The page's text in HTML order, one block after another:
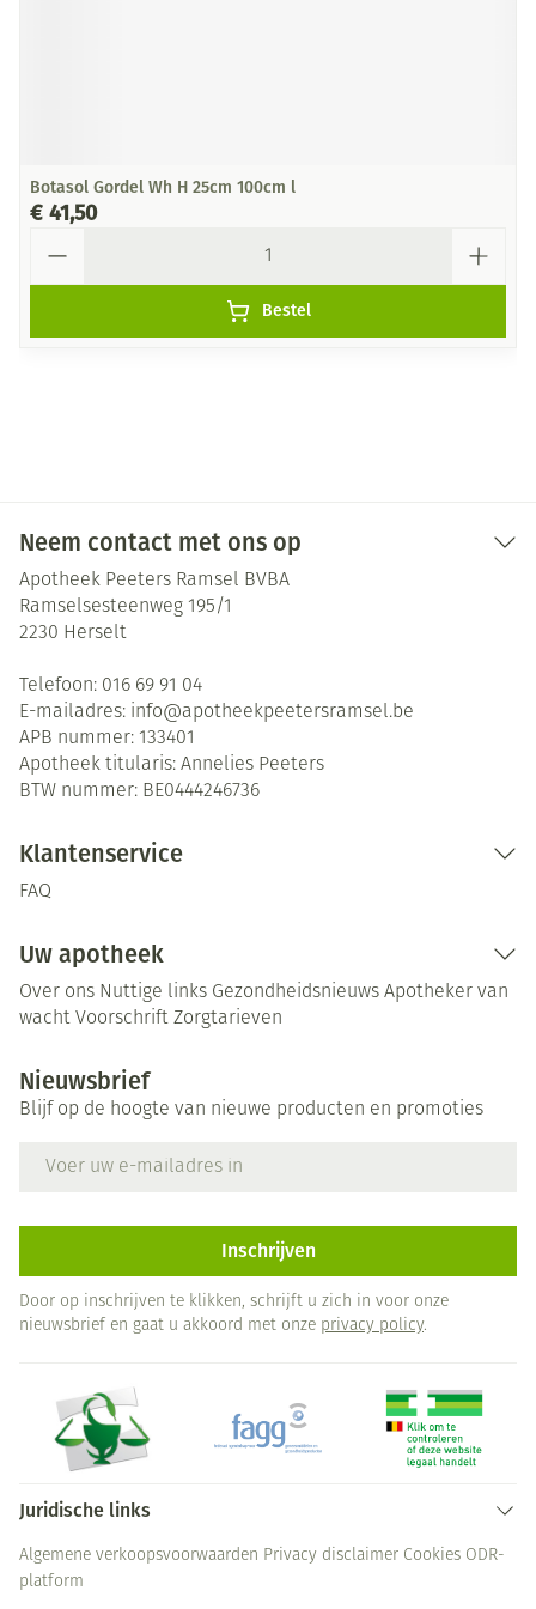
Botasol Gordel Wh H 25cm 100cm l
€ 41,50
Bestel
Neem contact met ons op
Apotheek Peeters Ramsel BVBA
Ramselsesteenweg 195/1
2230 Herselt
Telefoon: 016 69 91 04
E-mailadres: info@apotheekpeetersramsel.be
APB nummer: 133401
Apotheek titularis: Annelies Peeters
BTW nummer: BE0444246736
Klantenservice
FAQ
Uw apotheek
Over ons Nuttige links Gezondheidsnieuws Apotheker van
wacht Voorschrift Zorgtarieven
Nieuwsbrief
Blijf op de hoogte van nieuwe producten en promoties
Inschrijven
Door op inschrijven te klikken, schrijft u zich in voor onze
nieuwsbrief en gaat u akkoord met onze privacy policy.
Juridische links
Algemene verkoopsvoorwaarden Privacy disclaimer Cookies ODR-
platform